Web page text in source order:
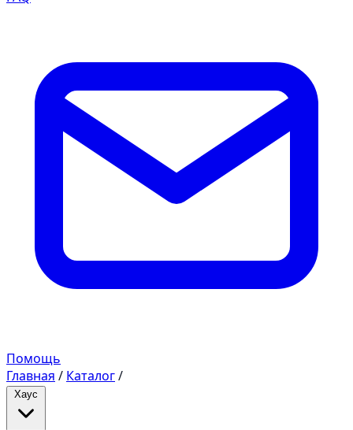
Помощь
Главная / Каталог/
Хаус